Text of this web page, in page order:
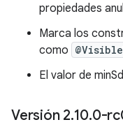
propiedades
Marca los
como
El valor de
Versión 2.10.0-